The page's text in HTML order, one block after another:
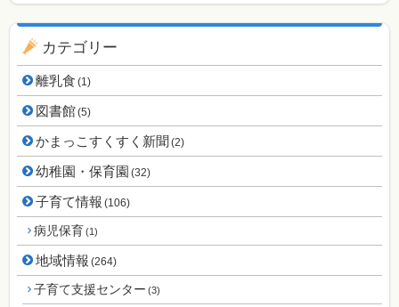
カテゴリー
離乳食 (1)
図書館(5)
かまっこすくすく新聞 (2)
幼稚園・保育園 (32)
子育て情報 (106)
病児保育(1)
地域情報 (264)
子育て支援センター (3)